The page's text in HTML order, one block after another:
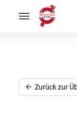
uns
Ich
will
uns
Ich
will
Zurück zur